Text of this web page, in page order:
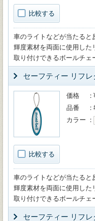
比較する
車のライトなどが当たると
輝度素材を両面に使用した
取り付けできるボールチェ
セーフティー リフ
比較する
価格
品番
カラー
車のライトなどが当たると
輝度素材を両面に使用した
取り付けできるボールチェ
セーフティー リフ